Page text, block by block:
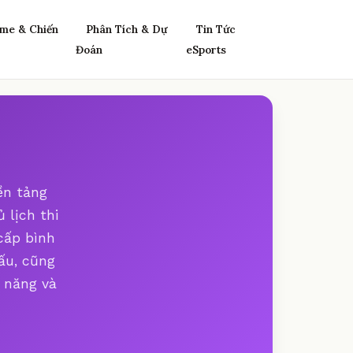
& Chiến
Phân Tích & Dự
Đoán
Tin Tức
eSports
tảng
lịch thi
bình
cũng
và